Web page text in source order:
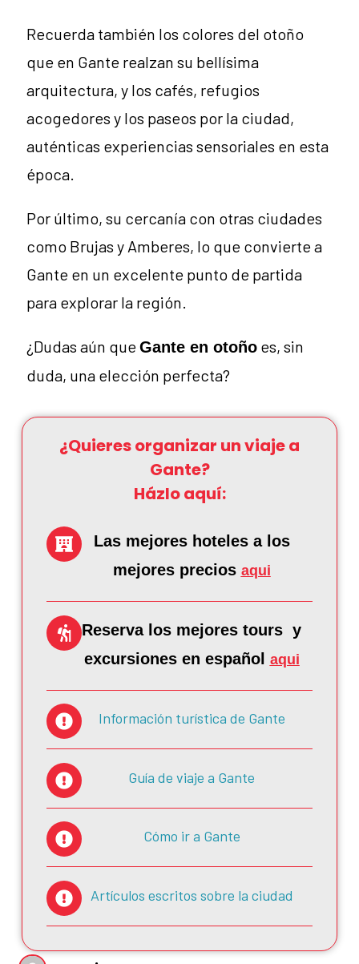
Recuerda también los colores del otoño
que en Gante realzan su bellísima
arquitectura, y los cafés, refugios
acogedores y los paseos por la ciudad,
auténticas experiencias sensoriales en esta
época.
Por último, su cercanía con otras ciudades
como Brujas y Amberes, lo que convierte a
Gante en un excelente punto de partida
para explorar la región.
¿Dudas aún queGante en otoño es, sin
duda, una elección perfecta?
¿Quieres organizar un viaje a
Gante?
Házlo aquí:
Las mejores hoteles a los
mejores precios aqui
Reserva los mejores tours y
excursiones en español aqui
Información turística de Gante
Guía de viaje a Gante
Cómo ir a Gante
Artículos escritos sobre la ciudad